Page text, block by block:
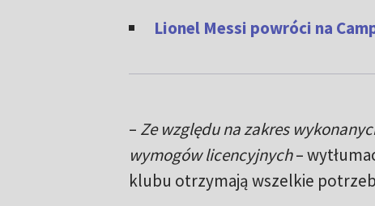
Lionel Messi powróci na
– Ze względu na zakres
wymogów licencyjnych–
klubu otrzymają wszelkie